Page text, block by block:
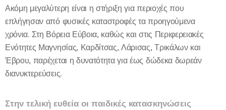
Ακόμη μεγαλύτερη είναι η στήριξη για περιοχές που
επλήγησαν από φυσικές καταστροφές τα προηγούμενα
χρόνια. Στη Βόρεια Εύβοια, καθώς και στις Περιφερειακές
Ενότητες Μαγνησίας, Καρδίτσας, Λάρισας, Τρικάλων και
Έβρου, παρέχεται η δυνατότητα για έως δώδεκα δωρεάν
διανυκτερεύσεις.
Στην τελική ευθεία οι παιδικές κατασκηνώσεις